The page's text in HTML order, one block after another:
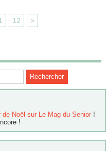
12 >
Noël sur Le Mag du Senior !
!